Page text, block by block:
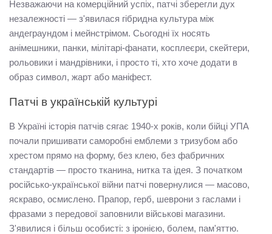
Незважаючи на комерційний успіх, патчі зберегли дух
незалежності — з'явилася гібридна культура між
андеграундом і мейнстрімом. Сьогодні їх носять
анімешники, панки, мілітарі-фанати, косплеєри, скейтери,
рольовики і мандрівники, і просто ті, хто хоче додати в
образ символ, жарт або маніфест.
Патчі в українській культурі
В Україні історія патчів сягає 1940-х років, коли бійці УПА
почали пришивати саморобні емблеми з тризубом або
хрестом прямо на форму, без клею, без фабричних
стандартів — просто тканина, нитка та ідея. З початком
російсько-української війни патчі повернулися — масово,
яскраво, осмислено. Прапор, герб, шеврони з гаслами і
фразами з передової заповнили військові магазини.
З'явилися і більш особисті: з іронією, болем, пам'яттю.